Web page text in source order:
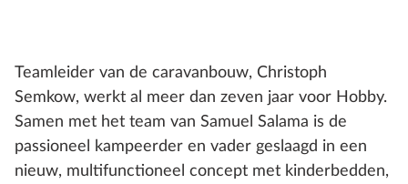
Teamleider van de caravanbouw, Christoph
Semkow, werkt al meer dan zeven jaar voor Hobby.
Samen met het team van Samuel Salama is de
passioneel kampeerder en vader geslaagd in een
nieuw, multifunctioneel concept met kinderbedden,